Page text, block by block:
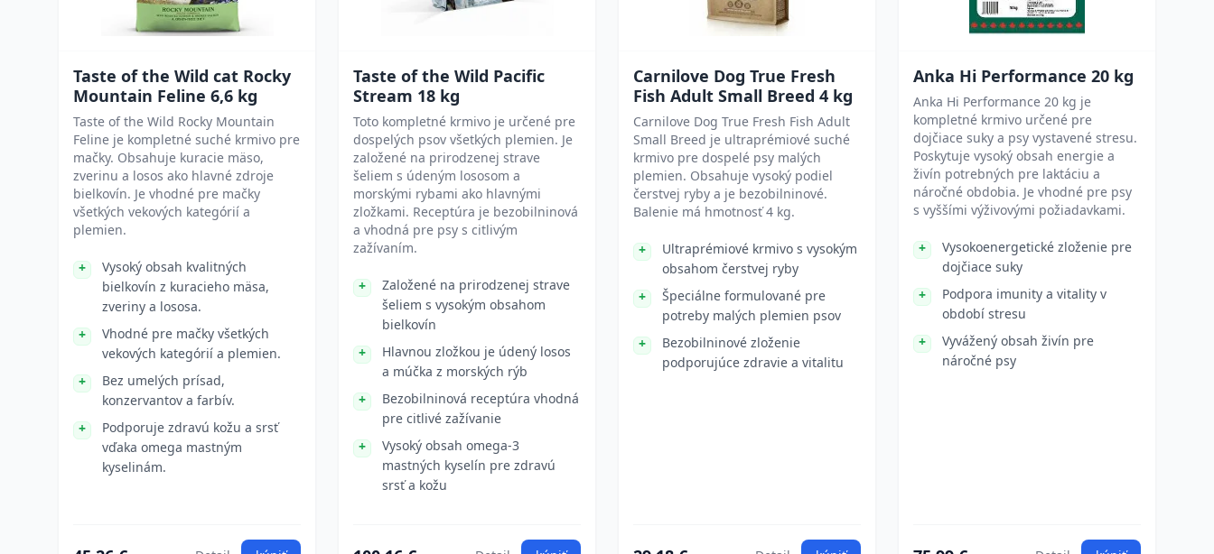
Taste of the Wild cat Rocky
Mountain Feline 6,6 kg
Taste of the Wild Rocky Mountain
Feline je kompletné suché krmivo pre
mačky. Obsahuje kuracie mäso,
zverinu a losos ako hlavné zdroje
bielkovín. Je vhodné pre mačky
všetkých vekových kategórií a
plemien.
Vysoký obsah kvalitných
bielkovín z kuracieho mäsa,
zveriny a lososa.
Vhodné pre mačky všetkých
vekových kategórií a plemien.
Bez umelých prísad,
konzervantov a farbív.
Podporuje zdravú kožu a srsť
vďaka omega mastným
kyselinám.
Taste of the Wild Pacific
Stream 18 kg
Toto kompletné krmivo je určené pre
dospelých psov všetkých plemien. Je
založené na prirodzenej strave
šeliem s údeným lososom a
morskými rybami ako hlavnými
zložkami. Receptúra je bezobilninová
a vhodná pre psy s citlivým
zažívaním.
Založené na prirodzenej strave
šeliem s vysokým obsahom
bielkovín
Hlavnou zložkou je údený losos
a múčka z morských rýb
Bezobilninová receptúra vhodná
pre citlivé zažívanie
Vysoký obsah omega-3
mastných kyselín pre zdravú
srsť a kožu
Carnilove Dog True Fresh
Fish Adult Small Breed 4 kg
Carnilove Dog True Fresh Fish Adult
Small Breed je ultraprémiové suché
krmivo pre dospelé psy malých
plemien. Obsahuje vysoký podiel
čerstvej ryby a je bezobilninové.
Balenie má hmotnosť 4 kg.
Ultraprémiové krmivo s vysokým
obsahom čerstvej ryby
Špeciálne formulované pre
potreby malých plemien psov
Bezobilninové zloženie
podporujúce zdravie a vitalitu
Anka Hi Performance 20 kg
Anka Hi Performance 20 kg je
kompletné krmivo určené pre
dojčiace suky a psy vystavené stresu.
Poskytuje vysoký obsah energie a
živín potrebných pre laktáciu a
náročné obdobia. Je vhodné pre psy
s vyššími výživovými požiadavkami.
Vysokoenergetické zloženie pre
dojčiace suky
Podpora imunity a vitality v
období stresu
Vyvážený obsah živín pre
náročné psy